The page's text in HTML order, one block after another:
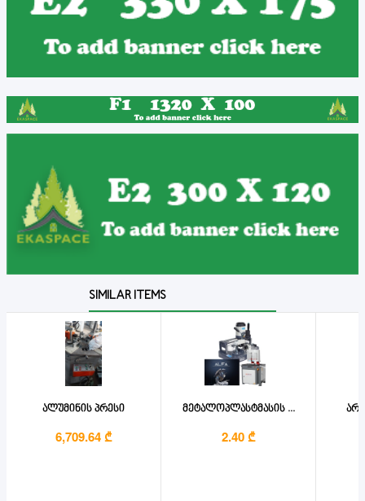
SIMILAR ITEMS
ალუმინის პრესი
6,709.64 ₾
მეტალოპლასტმასის ...
2.40 ₾